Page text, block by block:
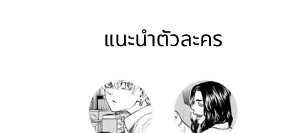
แนะนำตัวละคร